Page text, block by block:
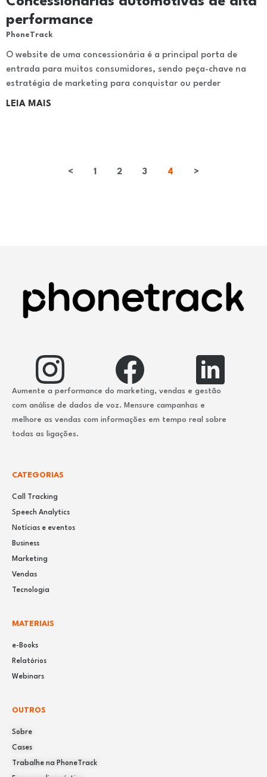
performance
PhoneTrack
O website de uma concessionária é a principal porta de
entrada para muitos consumidores, sendo peça-chave na
estratégia de marketing para conquistar ou perder
LEIA MAIS
< 1 2 3 4 >
Aumente a performance do marketing, vendas e gestão
com análise de dados de voz. Mensure campanhas e
melhore as vendas com informações em tempo real sobre
todas as ligações.
CATEGORIAS
Call Tracking
Speech Analytics
Notícias e eventos
Business
Marketing
Vendas
Tecnologia
MATERIAIS
e-Books
Relatórios
Webinars
OUTROS
Sobre
Cases
Trabalhe na PhoneTrack